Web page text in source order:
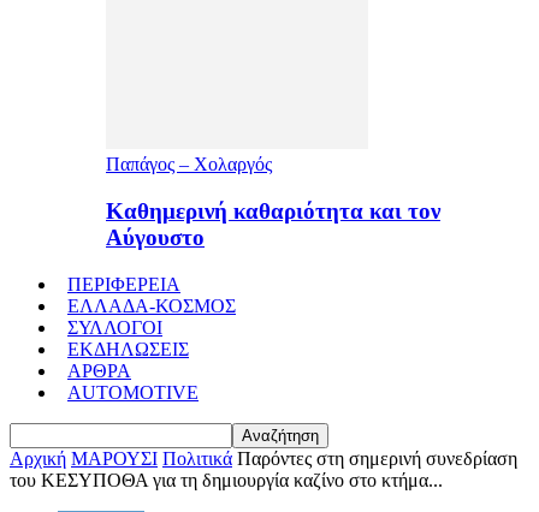
Παπάγος – Χολαργός
Καθημερινή καθαριότητα και τον
Αύγουστο
ΠΕΡΙΦΕΡΕΙΑ
ΕΛΛΑΔΑ-ΚΟΣΜΟΣ
ΣΥΛΛΟΓΟΙ
ΕΚΔΗΛΩΣΕΙΣ
ΑΡΘΡΑ
AUTOMOTIVE
Αρχική ΜΑΡΟΥΣΙ Πολιτικά Παρόντες στη σημερινή συνεδρίαση
του ΚΕΣΥΠΟΘΑ για τη δημιουργία καζίνο στο κτήμα...